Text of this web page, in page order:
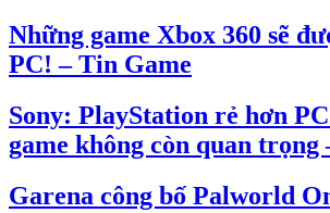
Những game Xbox 360 sẽ
PC! – Tin Game
Sony: PlayStation rẻ hơn
game không còn quan trọng
Garena công bố Palworld